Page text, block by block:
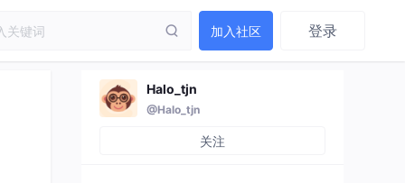
加入社区 登录
Halo_tjn
@Halo_tjn
关注